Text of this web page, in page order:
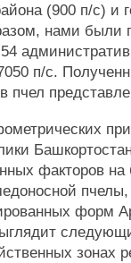
(900 п/с) и
нами были
п/с.
пчел
факторов
форм
зонах